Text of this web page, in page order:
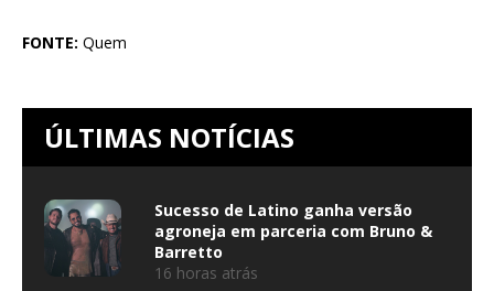
FONTE: Quem
ÚLTIMAS NOTÍCIAS
Sucesso de Latino ganha versão
agroneja em parceria com Bruno &
Barretto
16 horas atrás